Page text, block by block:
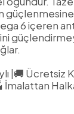
güçlenmesine
6 içeren
|🚚 Ücretsiz
İmalattan